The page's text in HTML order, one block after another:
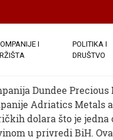
I
POLITIKA I
DRUŠTVO
Dundee
Adriatics Metals
dolara što je
u privredi BiH.